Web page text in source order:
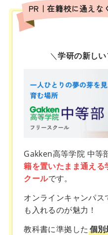
PR｜在籍校に通えな
＼学研の新し
Gakken高等学院 中等
籍を置いたまま通える
クールです。
オンラインキャンパ
も入れるのが魅力！
教科書に準拠した 個別